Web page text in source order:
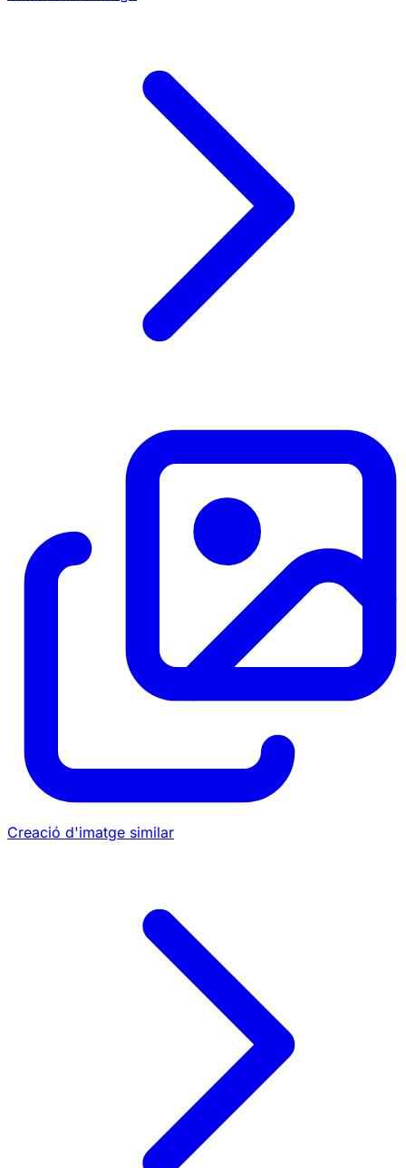
Creació d'imatge similar